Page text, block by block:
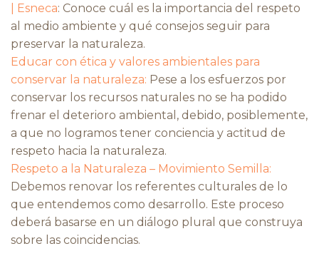
| Esneca: Conoce cuál es la importancia del respeto
al medio ambiente y qué consejos seguir para
preservar la naturaleza.
Educar con ética y valores ambientales para
conservar la naturaleza: Pese a los esfuerzos por
conservar los recursos naturales no se ha podido
frenar el deterioro ambiental, debido, posiblemente,
a que no logramos tener conciencia y actitud de
respeto hacia la naturaleza.
Respeto a la Naturaleza – Movimiento Semilla:
Debemos renovar los referentes culturales de lo
que entendemos como desarrollo. Este proceso
deberá basarse en un diálogo plural que construya
sobre las coincidencias.